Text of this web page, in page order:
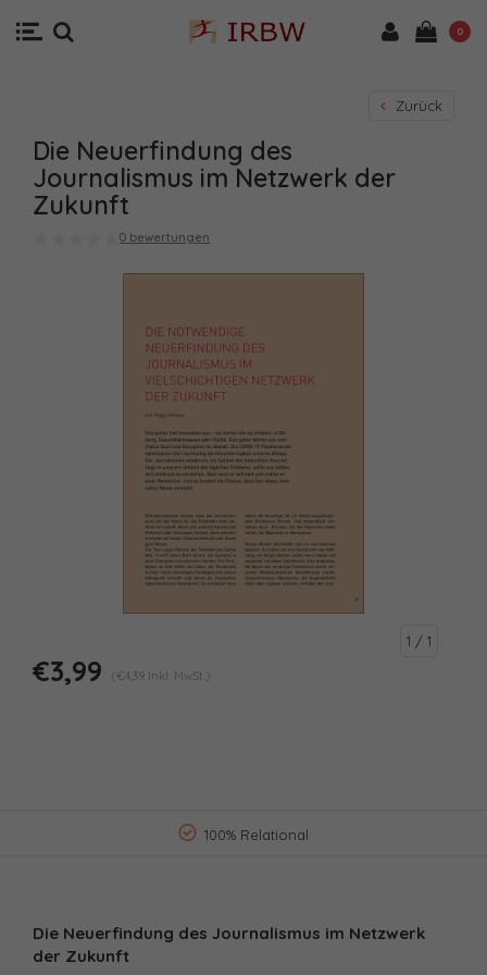
0
Zurück
Die Neuerfindung des
Journalismus im Netzwerk der
Zukunft
0 bewertungen
1 / 1
€3,99 (€4,39 Inkl. MwSt.)
100% Relational
Die Neuerfindung des Journalismus im Netzwerk
der Zukunft